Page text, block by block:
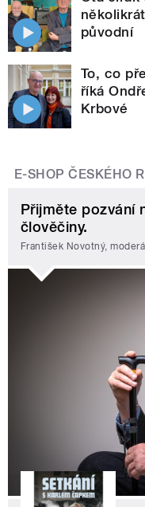
původní
To, co
říká
Krbové
E-SHOP ČESKÉHO
Přijměte pozvání
člověčiny.
František Novotný,